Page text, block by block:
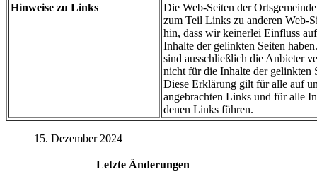
Hinweise zu Links
Die Web-Seiten der
zum Teil Links zu anderen Web-
hin, dass wir keinerlei Einfluss
Inhalte der gelinkten Seiten
sind ausschließlich die Anbieter
nicht für die Inhalte der gelinkten
Diese Erklärung gilt für alle auf
angebrachten Links und für alle
denen Links führen.
15. Dezember 2024
Letzte Änderungen